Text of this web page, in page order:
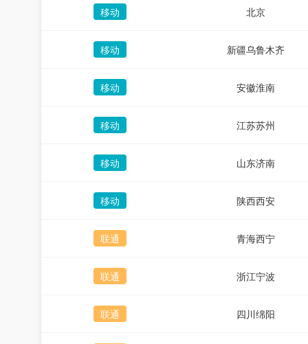
移动 北京
移动 新疆乌鲁木齐
移动 安徽淮南
移动 江苏苏州
移动 山东济南
移动 陕西西安
联通 青海西宁
联通 浙江宁波
联通 四川绵阳